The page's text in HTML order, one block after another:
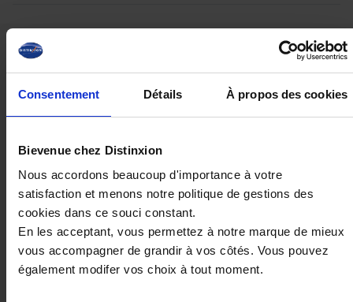
Consentement Détails À propos des cookies
Bievenue chez Distinxion
Nous accordons beaucoup d'importance à votre
satisfaction et menons notre politique de gestions des
cookies dans ce souci constant.
En les acceptant, vous permettez à notre marque de mieux
vous accompagner de grandir à vos côtés. Vous pouvez
également modifer vos choix à tout moment.
Ces véhicules pourraient vous